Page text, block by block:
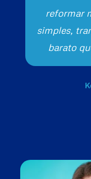
reformar
simples,
barato